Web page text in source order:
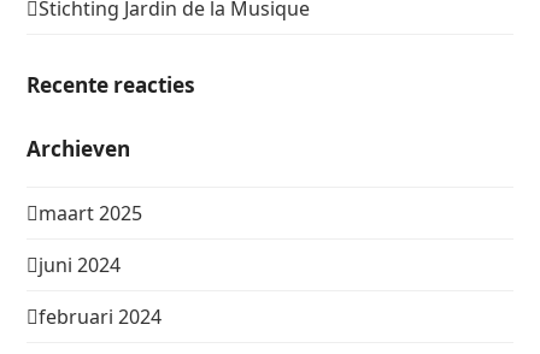
Stichting Jardin de la Musique
Recente reacties
Archieven
maart 2025
juni 2024
februari 2024